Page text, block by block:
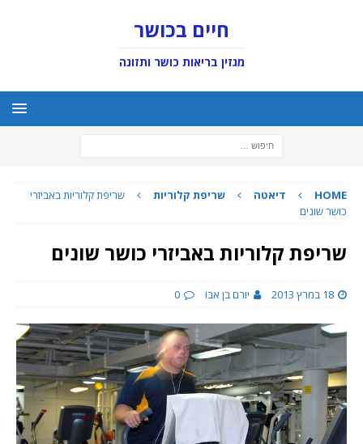
חיים בכושר
מגזין בריאות כושר ותזונה
HOME דיאטה שריפת קלוריות
שריפת קלוריות באביזרי
כושר שונים
שריפת קלוריות באביזרי כושר שונים
18 במרץ 2013 יורם בן אבו 0